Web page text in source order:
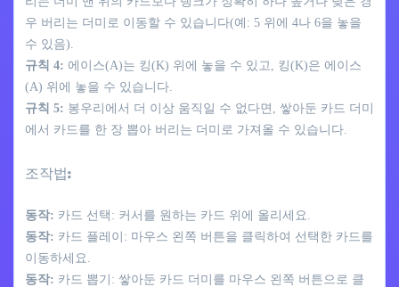
우 버리는 더미로 이동할 수 있습니다(예: 5 위에 4나 6을 놓을
수 있음).
규칙 4: 에이스(A)는 킹(K) 위에 놓을 수 있고, 킹(K)은 에이스
(A) 위에 놓을 수 있습니다.
규칙 5: 봉우리에서 더 이상 움직일 수 없다면, 쌓아둔 카드 더미
에서 카드를 한 장 뽑아 버리는 더미로 가져올 수 있습니다.
조작법:
동작: 카드 선택: 커서를 원하는 카드 위에 올리세요.
동작: 카드 플레이: 마우스 왼쪽 버튼을 클릭하여 선택한 카드를
이동하세요.
동작: 카드 뽑기: 쌓아둔 카드 더미를 마우스 왼쪽 버튼으로 클